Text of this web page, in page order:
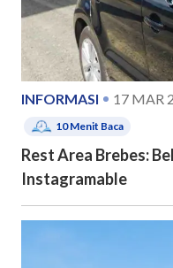
INFORMASI 17 MAR
10Menit Baca
Rest Area Brebes:
Instagramable